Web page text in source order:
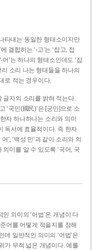
타내는 동일한 형태소이지만
결합하는 ‘-고’는 ‘잡고, 접
’는 하나의 형태소인데도 ‘잡
소리 나는 형태들을 하나의
로 적는 경우이다.
글자의 소리를 밝혀 적는다.
‘국민(國民)’은 [궁민]으로 소
자 하나하나는 소리와 의미
독서에 효율적이다. 즉 한자
어’, ‘백성 민’과 같이 소리와 의
미를 알 수 있도록 ‘국어, 국
의미의 ‘어법’은 개념이 다
어를 어떻게 적을지를 정해
일반적인 의미의 ‘어법’은
가 무척 넓은 개념이다. 예를